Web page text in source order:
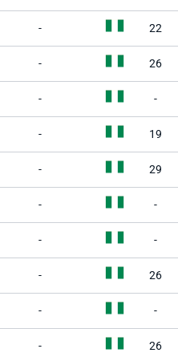
- 22
- 26
- -
- 19
- 29
- -
- -
- 26
- -
- 26